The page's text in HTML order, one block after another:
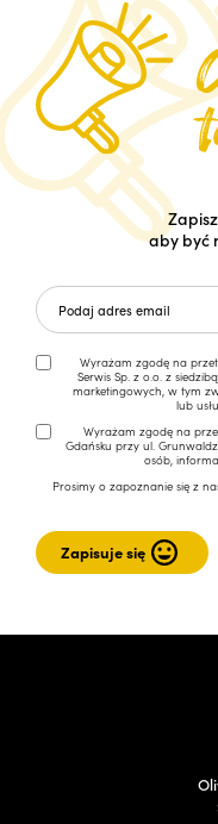
aby być
Wyrażam zgodę na
Serwis Sp. z o.o. z
marketingowych, w tym
lub
Wyrażam zgodę na
Gdańsku przy ul.
osób,
Prosimy o zapoznanie się z